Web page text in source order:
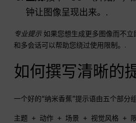
钟让图像呈现出来。.
专业提示如果您想生成更多图像而不立
和多会话可以帮助您绕过使用限制。.
如何撰写清晰的
一个好的“纳米香蕉”提示语由五个部分组
主题 + 动作 + 场景 + 视觉风格 +